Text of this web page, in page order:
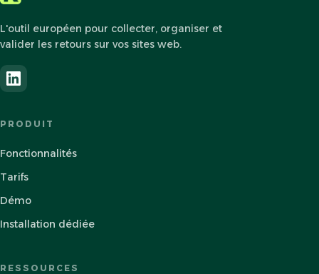
L'outil européen pour collecter, organiser et
valider les retours sur vos sites web.
PRODUIT
Fonctionnalités
Tarifs
Démo
Installation dédiée
RESSOURCES